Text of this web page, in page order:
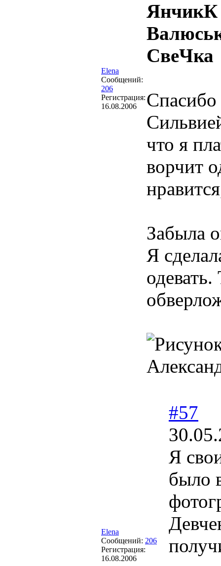
Elena
Сообщений:
206
Регистрация:
16.08.2006
ЯнчикК
СвеЧка
Спасибо
что я
ворчит
Забыла
Я
Elena
Сообщений: 206
Регистрация:
16.08.2006
#57
Я
было